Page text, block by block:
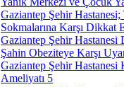
Gaziantep Şehir Hastanesi;
Sokmalarına Karşı Dikkat
Gaziantep Şehir Hastanesi
Şahin Obeziteye Karşı
Gaziantep Şehir Hastanesi
Ameliyatı 5